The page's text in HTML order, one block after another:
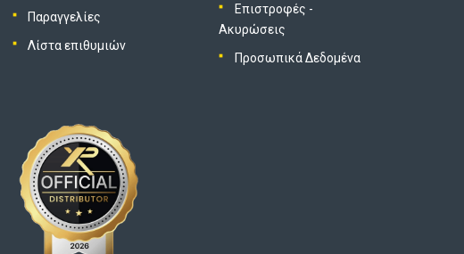
Παραγγελίες
Λίστα επιθυμιών
Επιστροφές -
Ακυρώσεις
Προσωπικά Δεδομένα